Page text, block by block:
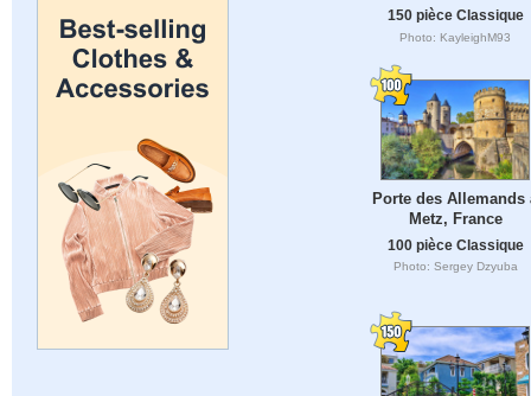
150 pièce Classique
Photo: KayleighM93
Porte des Allemands
Metz, France
100 pièce Classique
Photo: Sergey Dzyuba